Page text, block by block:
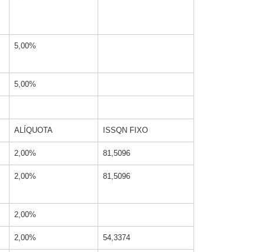
5,00%
5,00%
ALÍQUOTA ISSQN FIXO
2,00% 81,5096
2,00% 81,5096
2,00%
2,00% 54,3374